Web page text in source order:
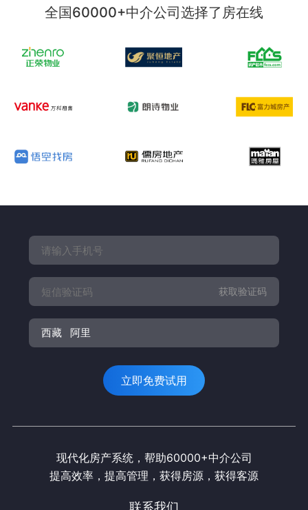
全国60000+中介公司选择了房在线
获取验证码
西藏 阿里
立即免费试用
现代化房产系统，帮助60000+中介公司
提高效率，提高管理，获得房源，获得客源
联系我们